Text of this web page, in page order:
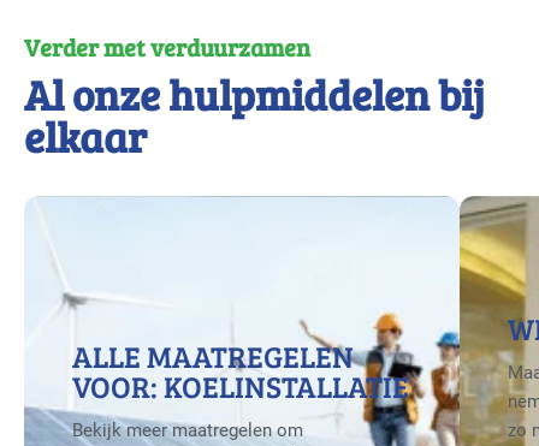
Verder met verduurzamen
Al onze hulpmiddelen bij
elkaar
ALLE MAATREGELEN
VOOR: KOELINSTALLATIE
Bekijk meer maatregelen om
zo